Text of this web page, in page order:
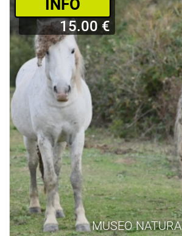
MUSEO NATURA
­INFO
15.00 €